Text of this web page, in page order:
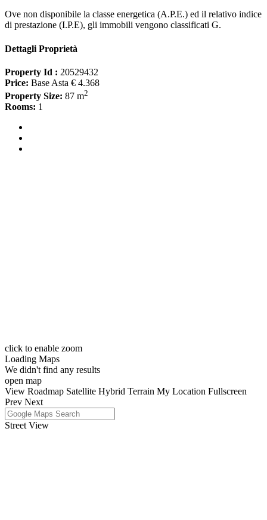
Ove non disponibile la classe energetica (A.P.E.) ed il relativo indice
di prestazione (I.P.E), gli immobili vengono classificati G.
Dettagli Proprietà
Property Id : 20529432
Price: Base Asta € 4.368
Property Size: 87 m2
Rooms: 1
click to enable zoom
Loading Maps
We didn't find any results
open map
View Roadmap Satellite Hybrid Terrain My Location Fullscreen
Prev Next
Street View